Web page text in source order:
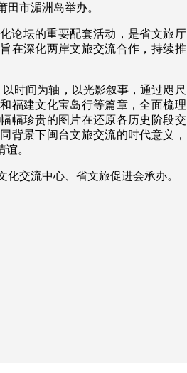
市湄洲岛举办。
论坛的重要配套活动，是省文旅厅
在深化两岸文旅交流合作，持续推
时间为轴，以光影叙事，通过咫尺
福建文化宝岛行等篇章，全面梳理
幅珍贵的图片在还原各历史阶段交
背景下闽台文旅交流的时代意义，
。
交流中心、省文旅促进会承办。